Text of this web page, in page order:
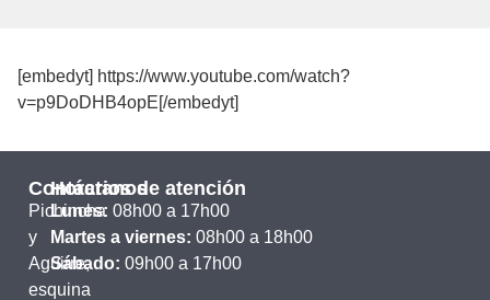
[embedyt] https://www.youtube.com/watch?
v=p9DoDHB4opE[/embedyt]
Contáctanos
Pichincha
y
Aguirre,
esquina
Horarios de atención
Lunes: 08h00 a 17h00
Martes a viernes: 08h00 a 18h00
Sábado: 09h00 a 17h00